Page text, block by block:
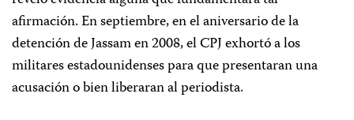
afirmación. En septiembre, en el aniversario de la
detención de Jassam en 2008, el CPJ exhortó a los
militares estadounidenses para que presentaran una
acusación o bien liberaran al periodista.